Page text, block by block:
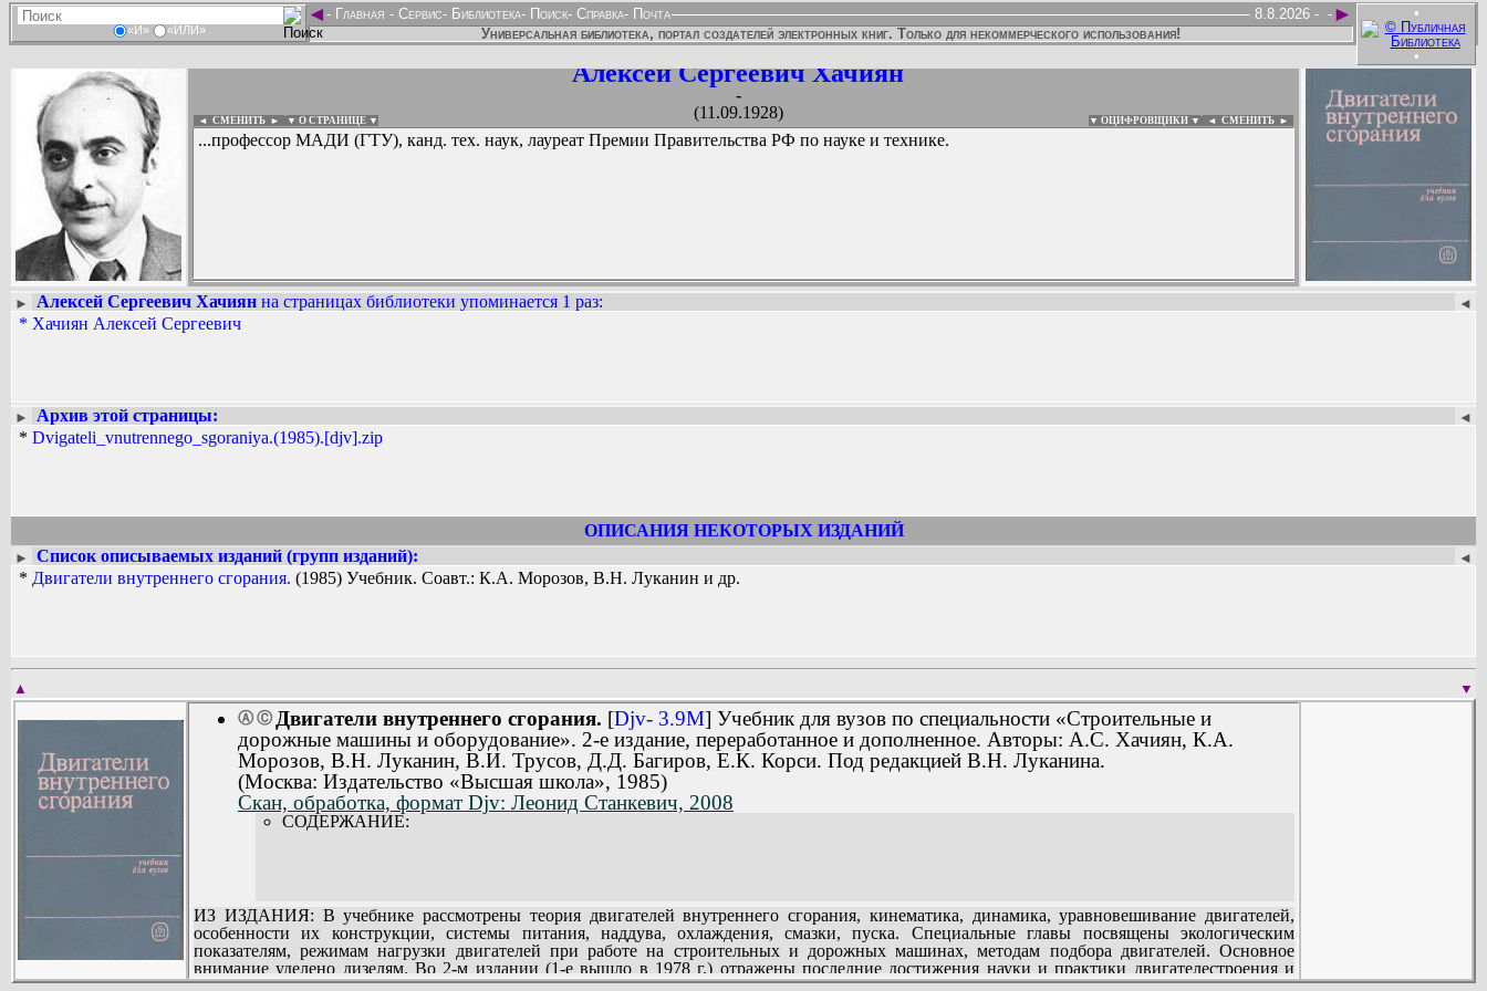
«И» «ИЛИ»
•
•
◄ ►
- Главная - Сервис- Библиотека- Поиск- Справка- Почта -
8.8.2026 -
Универсальная библиотека, портал создателей электронных книг. Только для некоммерческого использования!
Алексей Сергеевич Хачиян
-
(11.09.1928)
◄ СМЕНИТЬ ► ▼ О СТРАНИЦЕ ▼ ▼ ОЦИФРОВЩИКИ ▼ ◄ СМЕНИТЬ ►
...профессор МАДИ (ГТУ), канд. тех. наук, лауреат Премии Правительства РФ по науке и технике.
:
Вадим Ершов...
...
► ◄
Алексей Сергеевич Хачиян на страницах библиотеки упоминается 1 раз:
* Хачиян Алексей Сергеевич
► ◄
Архив этой страницы:
* Dvigateli_vnutrennego_sgoraniya.(1985).[djv].zip
ОПИСАНИЯ НЕКОТОРЫХ ИЗДАНИЙ
► ◄
Список описываемых изданий (групп изданий):
* Двигатели внутреннего сгорания. (1985) Учебник. Соавт.: К.А. Морозов, В.Н. Луканин и др.
▼
▲
Ⓐ Ⓒ Двигатели внутреннего сгорания. [Djv- 3.9M] Учебник для вузов по специальности «Строительные и
дорожные машины и оборудование». 2-е издание, переработанное и дополненное. Авторы: А.С. Хачиян, К.А.
Морозов, В.Н. Луканин, В.И. Трусов, Д.Д. Багиров, Е.К. Корси. Под редакцией В.Н. Луканина.
(Москва: Издательство «Высшая школа», 1985)
Скан, обработка, формат Djv: Леонид Станкевич, 2008
СОДЕРЖАНИЕ:
ИЗ ИЗДАНИЯ: В учебнике рассмотрены теория двигателей внутреннего сгорания, кинематика, динамика, уравновешивание двигателей,
особенности их конструкции, системы питания, наддува, охлаждения, смазки, пуска. Специальные главы посвящены экологическим
показателям, режимам нагрузки двигателей при работе на строительных и дорожных машинах, методам подбора двигателей. Основное
внимание уделено дизелям. Во 2-м издании (1-е вышло в 1978 г.) отражены последние достижения науки и практики двигателестроения и
эксплуатации двигателей, дополнены сведения о тепловых нагрузках, тепловой напряженности, токсичности и акустических показателях